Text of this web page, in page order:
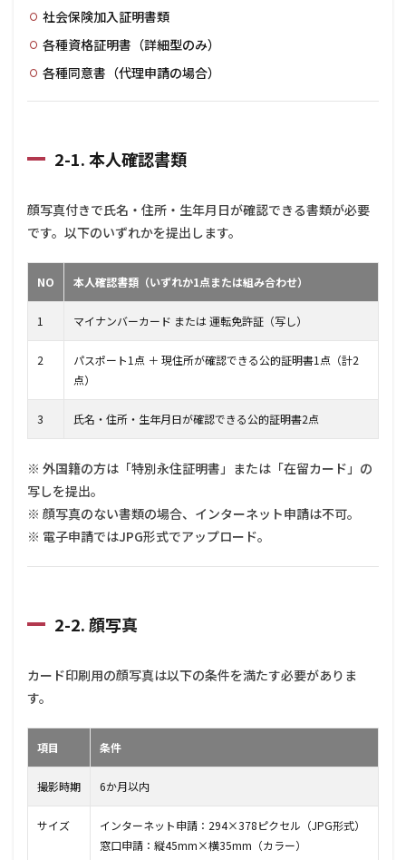
技能
者情
報の
報・
登録
3.4
事業
者情
3-5.
種・
経験
3.6
3-6.
社会
保険
情報
3-7.
の選
社会保険加入証明書類
各種資格証明書（詳細型のみ）
各種同意書（代理申請の場合）
2-1. 本人確認書類
顔写真付きで氏名・住所・生年月日が確認できる書類が必要
です。以下のいずれかを提出します。
NO 本人確認書類（いずれか1点または組み合わせ）
1 マイナンバーカード または 運転免許証（写し）
2
パスポート1点 ＋ 現住所が確認できる公的証明書1点（計2
点）
3 氏名・住所・生年月日が確認できる公的証明書2点
※ 外国籍の方は「特別永住証明書」または「在留カード」の
写しを提出。
※ 顔写真のない書類の場合、インターネット申請は不可。
※ 電子申請ではJPG形式でアップロード。
2-2. 顔写真
カード印刷用の顔写真は以下の条件を満たす必要がありま
す。
項目 条件
撮影時期 6か月以内
サイズ
インターネット申請：294×378ピクセル（JPG形式）
窓口申請：縦45mm×横35mm（カラー）